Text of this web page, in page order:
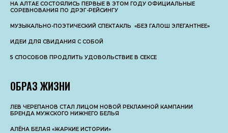
НА АЛТАЕ СОСТОЯЛИСЬ ПЕРВЫЕ В ЭТОМ ГОДУ ОФИЦИАЛЬНЫЕ
СОРЕВНОВАНИЯ ПО ДРЭГ-РЕЙСИНГУ
МУЗЫКАЛЬНО-ПОЭТИЧЕСКИЙ СПЕКТАКЛЬ «БЕЗ ГАЛОШ ЭЛЕГАНТНЕЕ»
ИДЕИ ДЛЯ СВИДАНИЯ С СОБОЙ
5 СПОСОБОВ ПРОДЛИТЬ УДОВОЛЬСТВИЕ В СЕКСЕ
ОБРАЗ ЖИЗНИ
ЛЕВ ЧЕРЕПАНОВ СТАЛ ЛИЦОМ НОВОЙ РЕКЛАМНОЙ КАМПАНИИ
БРЕНДА МУЖСКОГО НИЖНЕГО БЕЛЬЯ
АЛЁНА БЕЛАЯ «ЖАРКИЕ ИСТОРИИ»